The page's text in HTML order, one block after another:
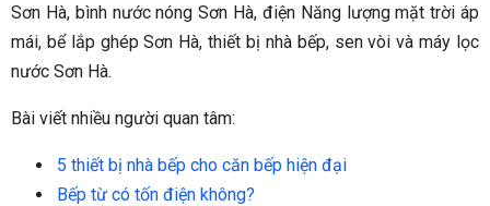
Sơn Hà, bình nước nóng Sơn Hà, điện Năng lượng mặt trời áp
mái, bể lắp ghép Sơn Hà, thiết bị nhà bếp, sen vòi và máy lọc
nước Sơn Hà.
Bài viết nhiều người quan tâm:
5 thiết bị nhà bếp cho căn bếp hiện đại
Bếp từ có tốn điện không?